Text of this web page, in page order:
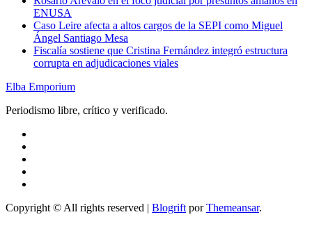
ENUSA
Caso Leire afecta a altos cargos de la SEPI como Miguel
Ángel Santiago Mesa
Fiscalía sostiene que Cristina Fernández integró estructura
corrupta en adjudicaciones viales
Elba Emporium
Periodismo libre, crítico y verificado.
Copyright © All rights reserved | Blogrift porThemeansar.